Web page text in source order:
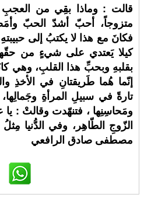
قالت : وماذا بقِي من
متزوجاً، أحبّ أشدّ الحبّ
فكانَ مع هذا لا يكتبُ إلى
كيلا يَعتدي على شيءٍ من
بقلبهِ وبحبِّ هذا القلبِ، وهي
إنّما هُما طَريقتانِ في الأخذِ
تارةً في سبيلِ المرأةِ
ومَحاسِنِها ، فتنهّدت وقالتْ : يا
الزّوجِ الطّاهِر، وفي الدُّنيا
مصطفى صادق الرافعي